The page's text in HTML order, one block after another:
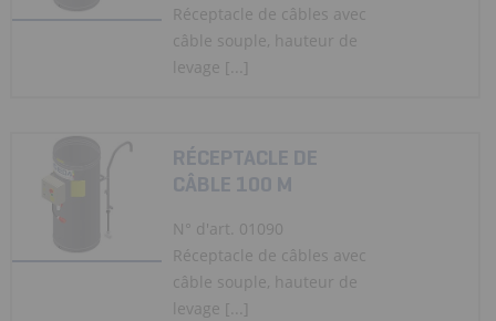
Réceptacle de câbles avec
câble souple, hauteur de
levage [...]
RÉCEPTACLE DE
CÂBLE 100 M
N° d'art. 01090
Réceptacle de câbles avec
câble souple, hauteur de
levage [...]